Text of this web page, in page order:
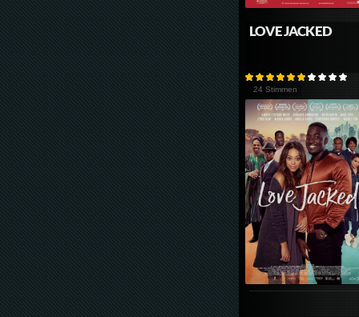
LOVE JACKED
24 Stimmen